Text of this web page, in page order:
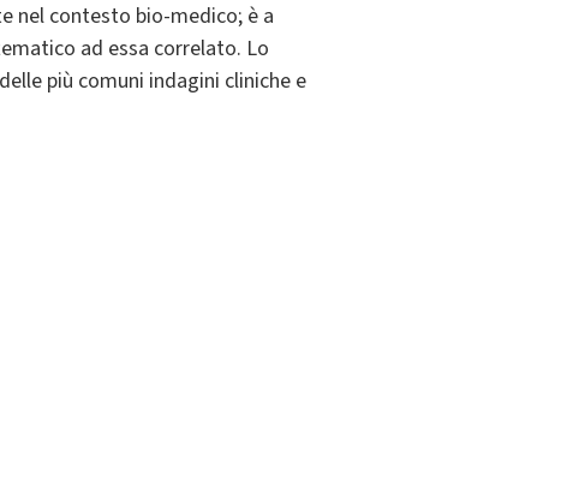
nel contesto bio-medico; è a
ad essa correlato. Lo
più comuni indagini cliniche e